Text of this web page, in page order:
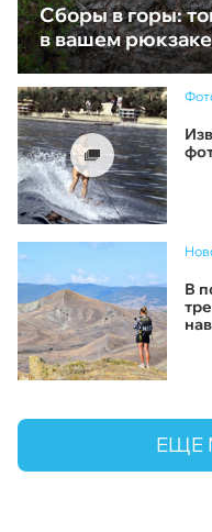
Сборы в горы:
в вашем рюкзаке
В
ЕЩЕ